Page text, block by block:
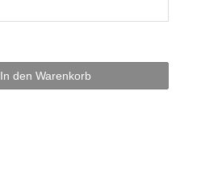
In den Warenkorb